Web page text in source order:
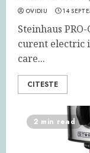
OVIDIU 14
Steinhaus
curent electric
care...
CITESTE
2 min read